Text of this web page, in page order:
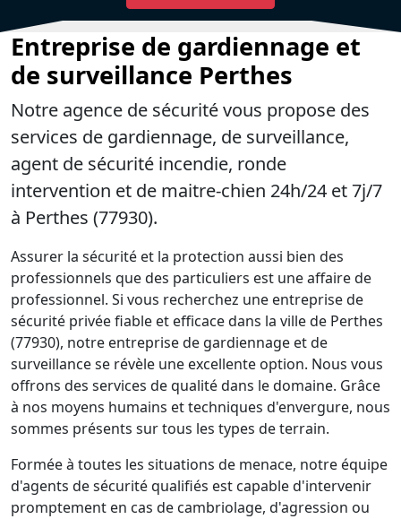
Entreprise de gardiennage et
de surveillance Perthes
Notre agence de sécurité vous propose des
services de gardiennage, de surveillance,
agent de sécurité incendie, ronde
intervention et de maitre-chien 24h/24 et 7j/7
à Perthes (77930).
Assurer la sécurité et la protection aussi bien des
professionnels que des particuliers est une affaire de
professionnel. Si vous recherchez une entreprise de
sécurité privée fiable et efficace dans la ville de Perthes
(77930), notre entreprise de gardiennage et de
surveillance se révèle une excellente option. Nous vous
offrons des services de qualité dans le domaine. Grâce
à nos moyens humains et techniques d'envergure, nous
sommes présents sur tous les types de terrain.
Formée à toutes les situations de menace, notre équipe
d'agents de sécurité qualifiés est capable d'intervenir
promptement en cas de cambriolage, d'agression ou